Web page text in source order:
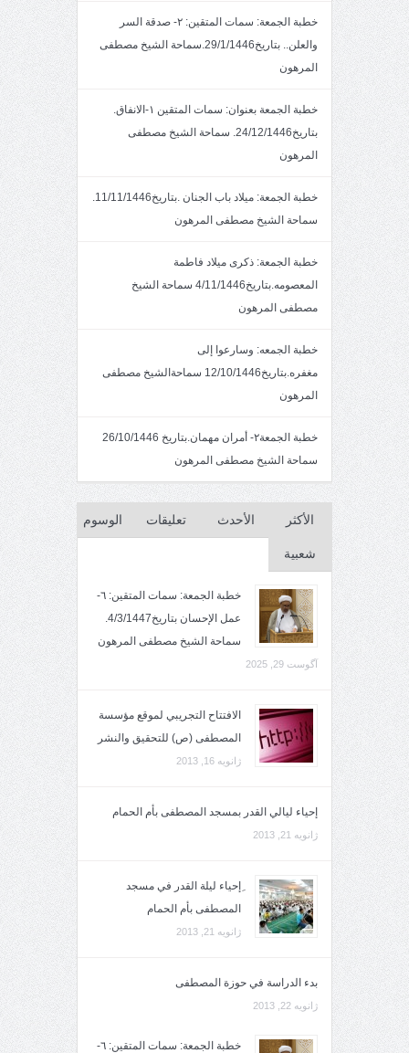
خطبة الجمعة: سمات المتقين: ٢- صدقة السر
والعلن.. بتاريخ29/1/1446.سماحة الشيخ مصطفى
المرهون
خطبة الجمعة بعنوان: سمات المتقين ١-الانفاق.
بتاريخ24/12/1446. سماحة الشيخ مصطفى
المرهون
خطبة الجمعة: ميلاد باب الجنان .بتاريخ11/11/1446.
سماحة الشيخ مصطفى المرهون
خطبة الجمعة: ذكرى ميلاد فاطمة
المعصومه.بتاريخ4/11/1446 سماحة الشيخ
مصطفى المرهون
خطبة الجمعه: وسارعوا إلى
مغفره.بتاريخ12/10/1446 سماحةالشيخ مصطفى
المرهون
خطبة الجمعة٢- أمران مهمان.بتاريخ 26/10/1446
سماحة الشيخ مصطفى المرهون
الأكثر
شعبية
الأحدث تعليقات الوسوم
خطبة الجمعة: سمات المتقين: ٦-
عمل الإحسان بتاريخ4/3/1447.
سماحة الشيخ مصطفى المرهون
آگوست 29, 2025
الافتتاح التجريبي لموقع مؤسسة
المصطفى (ص) للتحقيق والنشر
ژانویه 16, 2013
إحياء ليالي القدر بمسجد المصطفى بأم الحمام
ژانویه 21, 2013
ِإحياء ليلة القدر في مسجد
المصطفى بأم الحمام
ژانویه 21, 2013
بدء الدراسة في حوزة المصطفى
ژانویه 22, 2013
خطبة الجمعة: سمات المتقين: ٦-